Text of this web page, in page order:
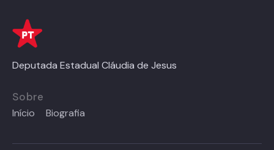
Deputada Estadual Cláudia de Jesus
Sobre
Início Biografia